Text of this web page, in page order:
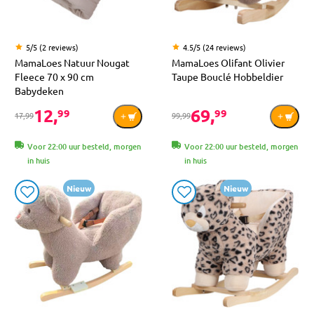
5/5 (2 reviews)
MamaLoes Natuur Nougat
Fleece 70 x 90 cm
Babydeken
17,9912,99
Voor 22:00 uur besteld, morgen
in huis
4.5/5 (24 reviews)
MamaLoes Olifant Olivier
Taupe Bouclé Hobbeldier
99,9969,99
Voor 22:00 uur besteld, morgen
in huis
Nieuw Nieuw